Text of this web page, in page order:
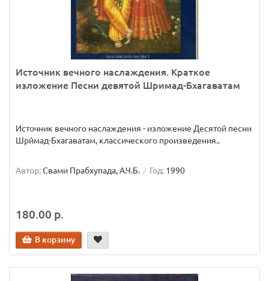
Источник вечного наслаждения. Краткое
изложение Песни девятой Шримад-Бхагаватам
Источник вечного наслаждения - изложение Десятой песни
Шрймад-Бхагаватам, классического произведения..
Автор:Свами Прабхупада, А.Ч.Б. Год: 1990
180.00 р.
В корзину